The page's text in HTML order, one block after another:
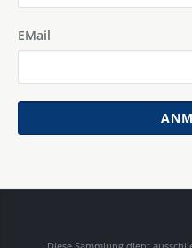
EMail
Diese Sammlung dient